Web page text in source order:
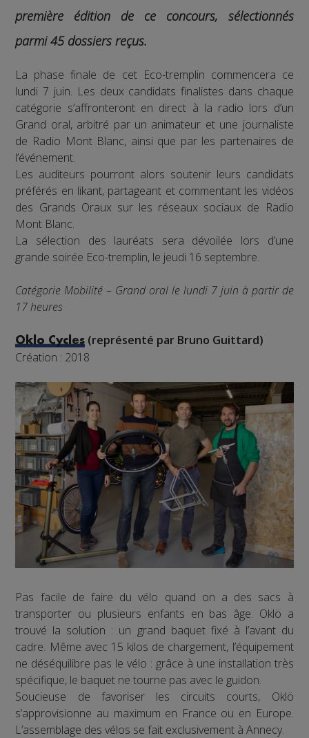
première édition de ce concours, sélectionnés
parmi 45 dossiers reçus.
La phase finale de cet Eco-tremplin commencera ce
lundi 7 juin. Les deux candidats finalistes dans chaque
catégorie s’affronteront en direct à la radio lors d’un
Grand oral, arbitré par un animateur et une journaliste
de Radio Mont Blanc, ainsi que par les partenaires de
l’événement.
Les auditeurs pourront alors soutenir leurs candidats
préférés en likant, partageant et commentant les vidéos
des Grands Oraux sur les réseaux sociaux de Radio
Mont Blanc.
La sélection des lauréats sera dévoilée lors d’une
grande soirée Eco-tremplin, le jeudi 16 septembre.
Catégorie Mobilité – Grand oral le lundi 7 juin à partir de
17 heures
Oklo Cycles (représenté par Bruno Guittard)
Création : 2018
Pas facile de faire du vélo quand on a des sacs à
transporter ou plusieurs enfants en bas âge. Oklö a
trouvé la solution : un grand baquet fixé à l’avant du
cadre. Même avec 15 kilos de chargement, l’équipement
ne déséquilibre pas le vélo : grâce à une installation très
spécifique, le baquet ne tourne pas avec le guidon.
Soucieuse de favoriser les circuits courts, Oklö
s’approvisionne au maximum en France ou en Europe.
L’assemblage des vélos se fait exclusivement à Annecy.